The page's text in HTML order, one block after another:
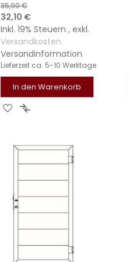
35,90 €
Sonderangebot
32,10 €
Inkl. 19% Steuern,exkl.
Versandkosten
Versandinformation
Lieferzeit ca. 5-10 Werktage
In den Warenkorb
ZUR
HINZUFÜGEN
ZUR
HINZUFÜGEN